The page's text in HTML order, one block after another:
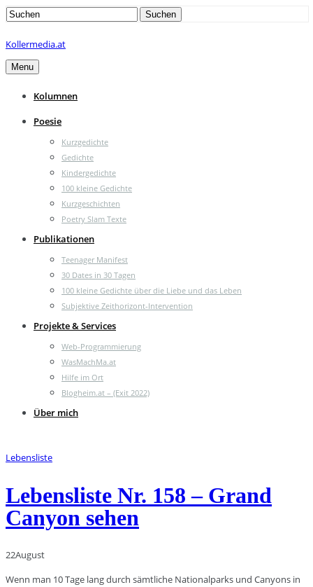
Search
Suchen
Kollermedia.at
Menu
Kolumnen
Poesie
Kurzgedichte
Gedichte
Kindergedichte
100 kleine Gedichte
Kurzgeschichten
Poetry Slam Texte
Publikationen
Teenager Manifest
30 Dates in 30 Tagen
100 kleine Gedichte über die Liebe und das Leben
Subjektive Zeithorizont-Intervention
Projekte & Services
Web-Programmierung
WasMachMa.at
Hilfe im Ort
Blogheim.at – (Exit 2022)
Über mich
Lebensliste
Lebensliste Nr. 158 – Grand
Canyon sehen
22August
Wenn man 10 Tage lang durch sämtliche Nationalparks und Canyons in